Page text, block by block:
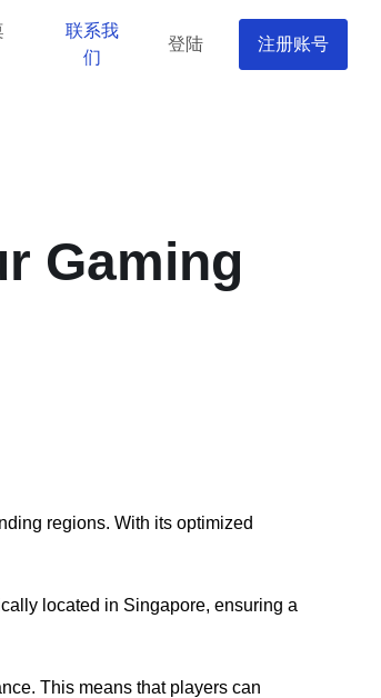
联系我
们
登陆 注册账号
Gaming
regions. With its optimized
located in Singapore, ensuring a
This means that players can